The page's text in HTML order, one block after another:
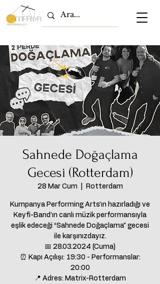
Sahnede Doğaçlama
Gecesi (Rotterdam)
28 Mar Cum Rotterdam
Kumpanya Performing Arts’ın hazırladığı ve
Keyfi-Band’ın canlı müzik performansıyla
eşlik edeceği “Sahnede Doğaçlama” gecesi
ile karşınızdayız.
📅 28.03.2024 (Cuma)
⏰ Kapı Açılışı: 19:30 - Performanslar:
20:00
📍 Adres: Matrix-Rotterdam